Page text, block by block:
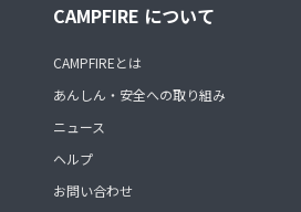
CAMPFIRE について
CAMPFIREとは
あんしん・安全への取り組み
ニュース
ヘルプ
お問い合わせ